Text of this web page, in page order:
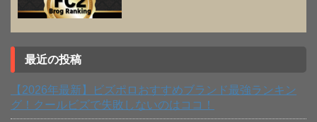
最近の投稿
【2026年最新】ビズポロおすすめブランド最強ランキン
グ！クールビズで失敗しないのはココ！